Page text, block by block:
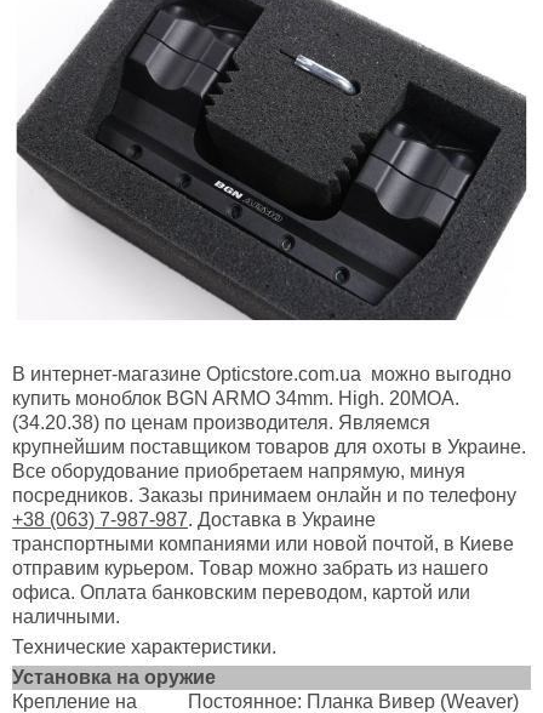
В интернет-магазине Opticstore.com.ua можно выгодно
купить моноблок BGN ARMO 34mm. High. 20MOA.
(34.20.38) по ценам производителя. Являемся
крупнейшим поставщиком товаров для охоты в Украине.
Все оборудование приобретаем напрямую, минуя
посредников. Заказы принимаем онлайн и по телефону
+38 (063) 7-987-987. Доставка в Украине
транспортными компаниями или новой почтой, в Киеве
отправим курьером. Товар можно забрать из нашего
офиса. Оплата банковским переводом, картой или
наличными.
Технические характеристики.
Установка на оружие
Крепление на
Постоянное: Планка Вивер (Weaver)